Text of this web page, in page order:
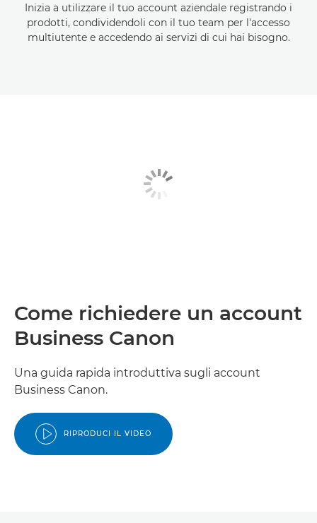
Inizia a utilizzare il tuo account aziendale registrando i
prodotti, condividendoli con il tuo team per l'accesso
multiutente e accedendo ai servizi di cui hai bisogno.
Come richiedere un account
Business Canon
Una guida rapida introduttiva sugli account
Business Canon.
RIPRODUCI IL VIDEO